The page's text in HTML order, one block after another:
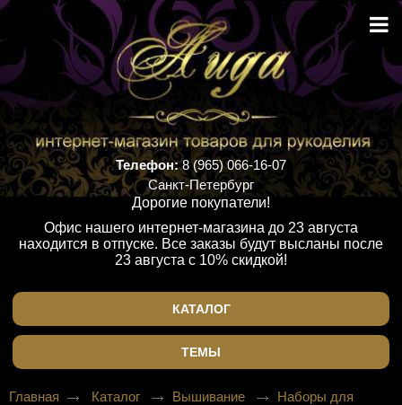
Телефон:8 (965) 066-16-07
Санкт-Петербург
Дорогие покупатели!
Офис нашего интернет-магазина до 23 августа
находится в отпуске. Все заказы будут высланы после
23 августа с 10% скидкой!
КАТАЛОГ
ТЕМЫ
Главная Каталог Вышивание
Наборы для